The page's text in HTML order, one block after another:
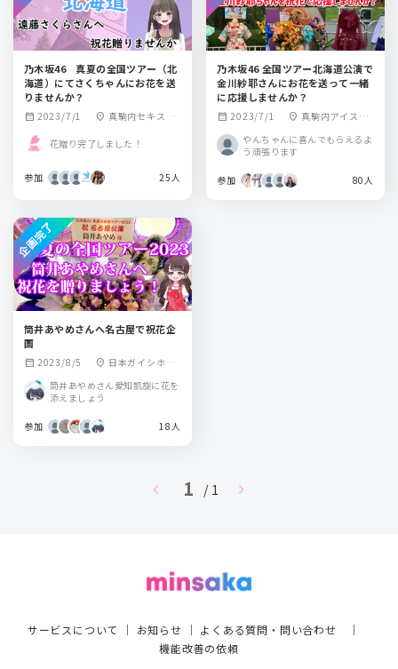
乃木坂46 真夏の全国ツアー（北
海道）にてさくちゃんにお花を送
りませんか？
calendar_month 2023/7/1 location_on 真駒内セキスイ
ーナ
花贈り完了しました！
参加 25人
乃木坂46 全国ツアー北海道公演で
金川紗耶さんにお花を送って一緒
に応援しませんか？
calendar_month 2023/7/1 location_on 真駒内アイスア
やんちゃんに喜んでもらえるよ
う頑張ります
参加 80人
筒井あやめさんへ名古屋で祝花企
画
calendar_month 2023/8/5 location_on 日本ガイシホー
筒井あやめさん愛知凱旋に花を
添えましょう
参加 18人
企画完了
chevron_left 1 / 1 chevron_right
サービスについて ｜ お知らせ ｜ よくある質問・問い合わせ ｜
機能改善の依頼